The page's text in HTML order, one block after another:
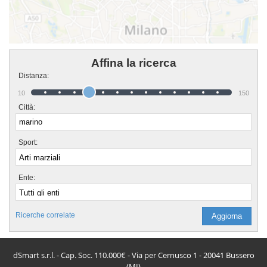
Affina la ricerca
Distanza:
10 150
Città:
Sport:
Ente:
Ricerche correlate
dSmart s.r.l. - Cap. Soc. 110.000€ - Via per Cernusco 1 - 20041 Bussero